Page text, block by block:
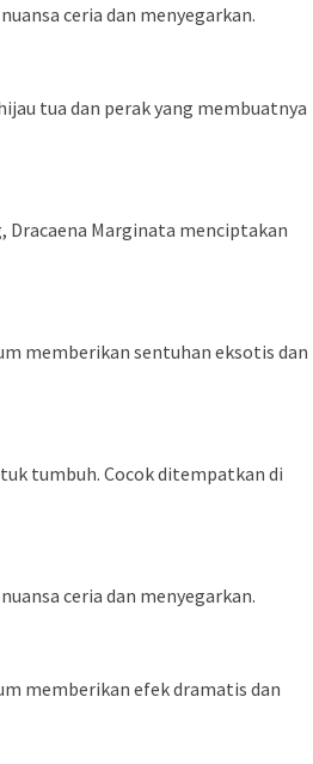
ceria dan menyegarkan.
tua dan perak yang membuatnya
Dracaena Marginata menciptakan
memberikan sentuhan eksotis dan
tumbuh. Cocok ditempatkan di
ceria dan menyegarkan.
memberikan efek dramatis dan